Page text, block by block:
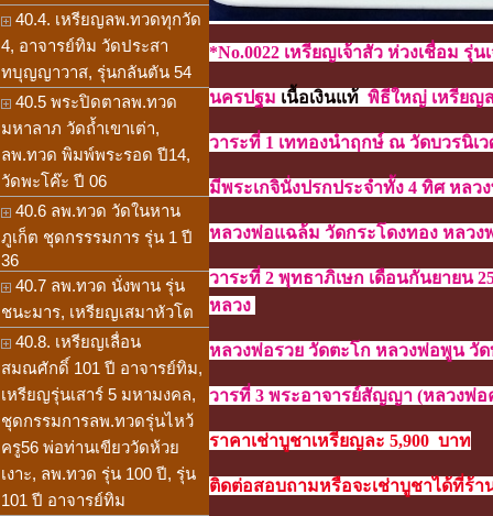
40.4. เหรียญลพ.ทวดทุกวัด
4, อาจารย์ทิม วัดประสา
ทบุญญาวาส, รุ่นกลันตัน 54
40.5 พระปิดตาลพ.ทวด
มหาลาภ วัดถ้ำเขาเต่า,
ลพ.ทวด พิมพ์พระรอด ปี14,
วัดพะโค๊ะ ปี 06
40.6 ลพ.ทวด วัดในหาน
ภูเก็ต ชุดกรรรมการ รุ่น 1 ปี
36
40.7 ลพ.ทวด นั่งพาน รุ่น
ชนะมาร, เหรียญเสมาหัวโต
40.8. เหรียญเลื่อน
สมณศักดิ์ 101 ปี อาจารย์ทิม,
เหรียญรุ่นเสาร์ 5 มหามงคล,
ชุดกรรมการลพ.ทวดรุ่นไหว้
ครู56 พ่อท่านเขียววัดห้วย
เงาะ, ลพ.ทวด รุ่น 100 ปี, รุ่น
101 ปี อาจารย์ทิม
*No.0022 เหรียญเจ้าสัว ห่วงเชื่อม
นครปฐม เนื้อเงินแท้ พิธีใหญ่ เหรียญ
วาระที่ 1 เททองนำฤกษ์ ณ วัดบวรนิเ
มีพระเกจินั่งปรกประจำทั้ง 4 ทิศ หลว
หลวงพ่อแฉล้ม วัดกระโดงทอง หลว
วาระที่ 2 พุทธาภิเษก เดือนกันยายน
หลวง
หลวงพ่อรวย วัดตะโก หลวงพ่อพูน วั
วารที่ 3 พระอาจารย์สัญญา (หลวงพ่
ราคาเช่าบูชาเหรียญละ 5,900 บาท
ติดต่อสอบถามหรือจะเช่าบูชาได้ที่ร้า